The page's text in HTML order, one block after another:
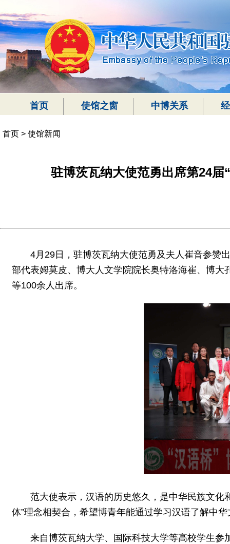
首页 使馆之窗 中博关系
首页 > 使馆新闻
驻博茨瓦纳大使范勇出席第24
4月29日，驻博茨瓦纳大使范勇及夫人崔音参赞
部代表姆莫皮、博大人文学院院长奥特洛海崔、博
等100余人出席。
范大使表示，汉语的历史悠久，是中华民族文化
体”理念相契合，希望博青年能通过学习汉语了解中
来自博茨瓦纳大学、国际科技大学等高校学生参